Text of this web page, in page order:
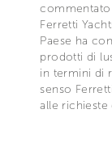
commentato
Ferretti
Paese ha
prodotti di
in termini di
senso
alle